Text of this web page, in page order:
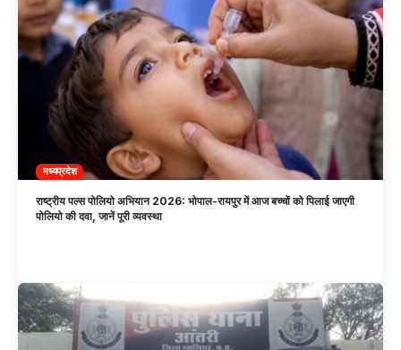
मध्यप्रदेश
राष्ट्रीय पल्स पोलियो अभियान 2026: भोपाल-रायपुर में आज बच्चों को पिलाई जाएगी
पोलियो की दवा, जानें पूरी व्यवस्था